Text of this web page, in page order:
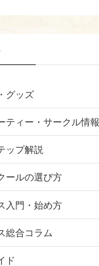
グッズ
ティー・サークル情報
ップ解説
ールの選び方
入門・始め方
総合コラム
ド